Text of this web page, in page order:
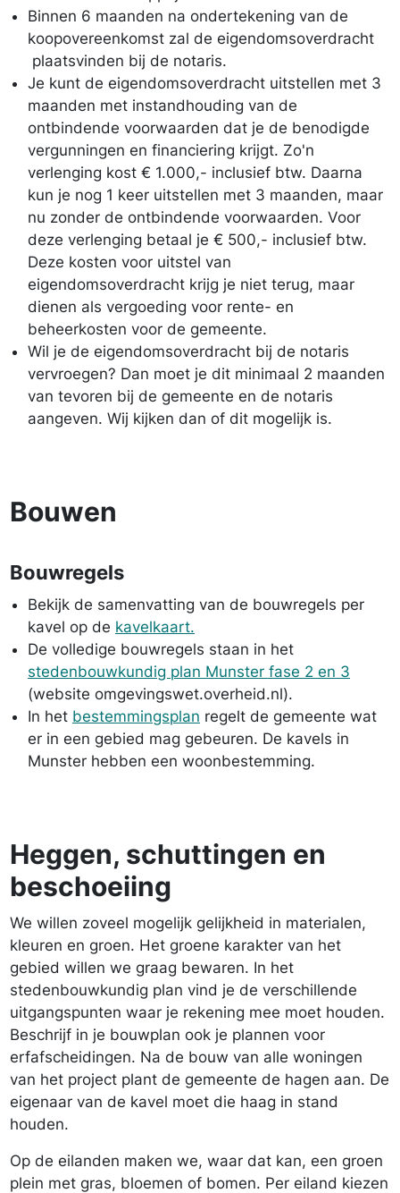
Binnen 6 maanden na ondertekening van de
koopovereenkomst zal de eigendomsoverdracht
plaatsvinden bij de notaris.
Je kunt de eigendomsoverdracht uitstellen met 3
maanden met instandhouding van de
ontbindende voorwaarden dat je de benodigde
vergunningen en financiering krijgt. Zo'n
verlenging kost € 1.000,- inclusief btw. Daarna
kun je nog 1 keer uitstellen met 3 maanden, maar
nu zonder de ontbindende voorwaarden. Voor
deze verlenging betaal je € 500,- inclusief btw.
Deze kosten voor uitstel van
eigendomsoverdracht krijg je niet terug, maar
dienen als vergoeding voor rente- en
beheerkosten voor de gemeente.
Wil je de eigendomsoverdracht bij de notaris
vervroegen? Dan moet je dit minimaal 2 maanden
van tevoren bij de gemeente en de notaris
aangeven. Wij kijken dan of dit mogelijk is.
Bouwen
Bouwregels
Bekijk de samenvatting van de bouwregels per
kavel op de kavelkaart.
De volledige bouwregels staan in het
stedenbouwkundig plan Munster fase 2 en 3
(website omgevingswet.overheid.nl).
In het bestemmingsplan regelt de gemeente wat
er in een gebied mag gebeuren. De kavels in
Munster hebben een woonbestemming.
Heggen, schuttingen en
beschoeiing
We willen zoveel mogelijk gelijkheid in materialen,
kleuren en groen. Het groene karakter van het
gebied willen we graag bewaren. In het
stedenbouwkundig plan vind je de verschillende
uitgangspunten waar je rekening mee moet houden.
Beschrijf in je bouwplan ook je plannen voor
erfafscheidingen. Na de bouw van alle woningen
van het project plant de gemeente de hagen aan. De
eigenaar van de kavel moet die haag in stand
houden.
Op de eilanden maken we, waar dat kan, een groen
plein met gras, bloemen of bomen. Per eiland kiezen